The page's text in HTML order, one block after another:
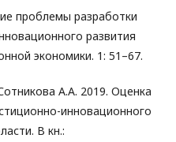
проблемы разработки
развития
экономики. 1: 51–67.
А.А. 2019. Оценка
инновационного
В кн.: